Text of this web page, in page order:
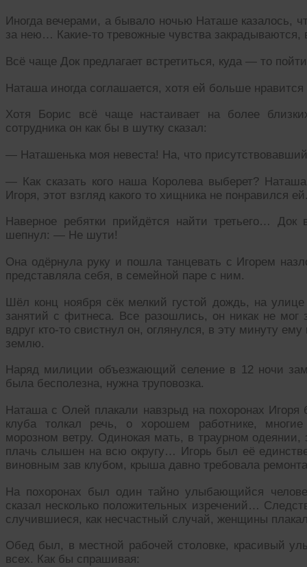
Иногда вечерами, а бывало ночью Наташе казалось,
за нею… Какие-то тревожные чувства
Всё чаще Док предлагает встретиться, куда — то
Наташа иногда соглашается, хотя ей больше
Хотя Борис всё чаще настаивает на более
сотрудника он как бы в шутку сказал:
— Наташенька моя невеста! На, что
— Как сказать кого наша Королева выберет?
Игоря, этот взгляд какого то хищника не понравился
Наверное ребятки прийдётся найти третьего…
шепнул: — Не шути!
Она одёрнула руку и пошла танцевать с Игорем
представляла себя, в семейной паре с ним.
Шёл конц ноября сёк мелкий густой дождь, на
занятий с фитнеса. Все разошлись, он никак не мог
вдруг кто-то свистнул он, оглянулся, в эту минуту
землю.
Наряд милиции объезжающий селение в 12 ночи
была бесполезна, нужна труповозка.
Наташа с Олей плакали навзрыд на похоронах
клуба толкал речь, о хорошем работнике,
морозном ветру. Одинокая мать, в траурном
плачь слышен на всю округу… Игорь был её
виновным зав клубом, крыша давно требовала
На похоронах был один тайно улыбающийся
сказал несколько положительных изречений…
случившиеся, как несчастный случай, женщины
Обед был, в местной рабочей столовке, красивый
всех. Как бы спрашивая: